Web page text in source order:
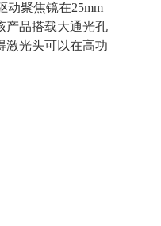
动聚焦镜在25mm
产品搭载大通光孔
激光头可以在高功